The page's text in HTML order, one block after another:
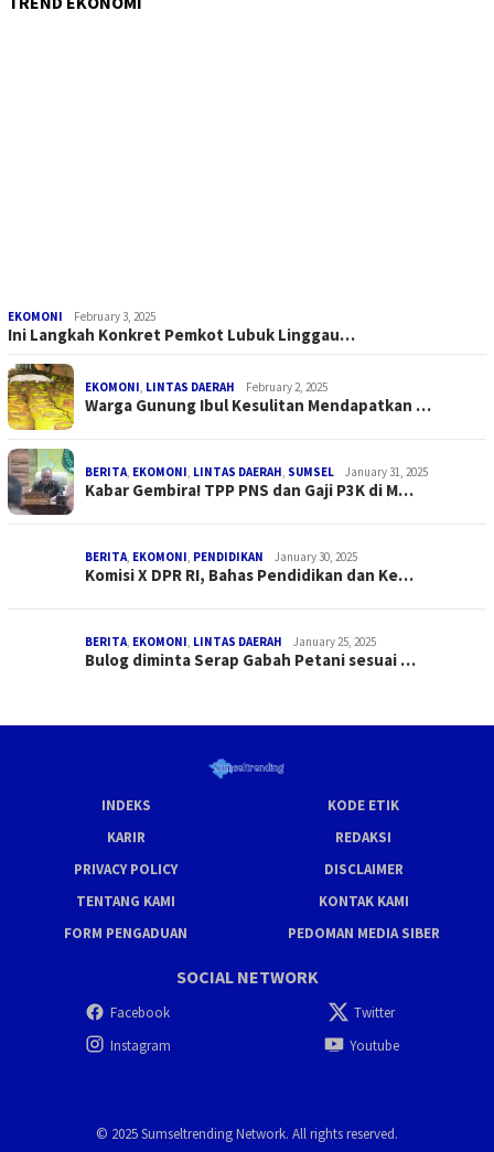
EKOMONI February 3, 2025
Ini Langkah Konkret Pemkot Lubuk Linggau…
EKOMONI, LINTAS DAERAH February 2, 2025
Warga Gunung Ibul Kesulitan Mendapatkan …
BERITA, EKOMONI, LINTAS DAERAH, SUMSEL January 31, 2025
Kabar Gembira! TPP PNS dan Gaji P3K di M…
BERITA, EKOMONI, PENDIDIKAN January 30, 2025
Komisi X DPR RI, Bahas Pendidikan dan Ke…
BERITA, EKOMONI, LINTAS DAERAH January 25, 2025
Bulog diminta Serap Gabah Petani sesuai …
INDEKS
KODE ETIK
KARIR
REDAKSI
PRIVACY POLICY
DISCLAIMER
TENTANG KAMI
KONTAK KAMI
FORM PENGADUAN
PEDOMAN MEDIA SIBER
SOCIAL NETWORK
Facebook
Twitter
Instagram
Youtube
© 2025 Sumseltrending Network. All rights reserved.